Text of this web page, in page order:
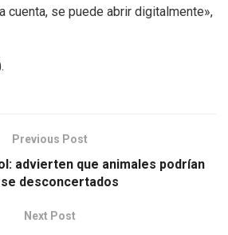
cuenta, se puede abrir digitalmente»,
Previous Post
advierten que animales podrían
desconcertados
Next Post